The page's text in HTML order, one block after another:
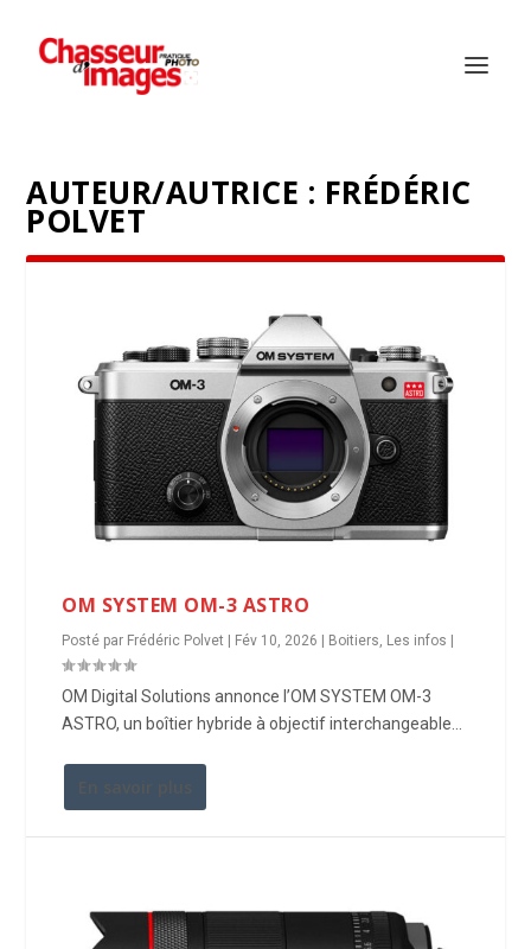
AUTEUR/AUTRICE : FRÉDÉRIC
POLVET
OM SYSTEM OM-3 ASTRO
Posté par Frédéric Polvet | Fév 10, 2026 | Boitiers Les infos |
OM Digital Solutions annonce l’OM SYSTEM OM-3
ASTRO, un boîtier hybride à objectif interchangeable...
En savoir plus